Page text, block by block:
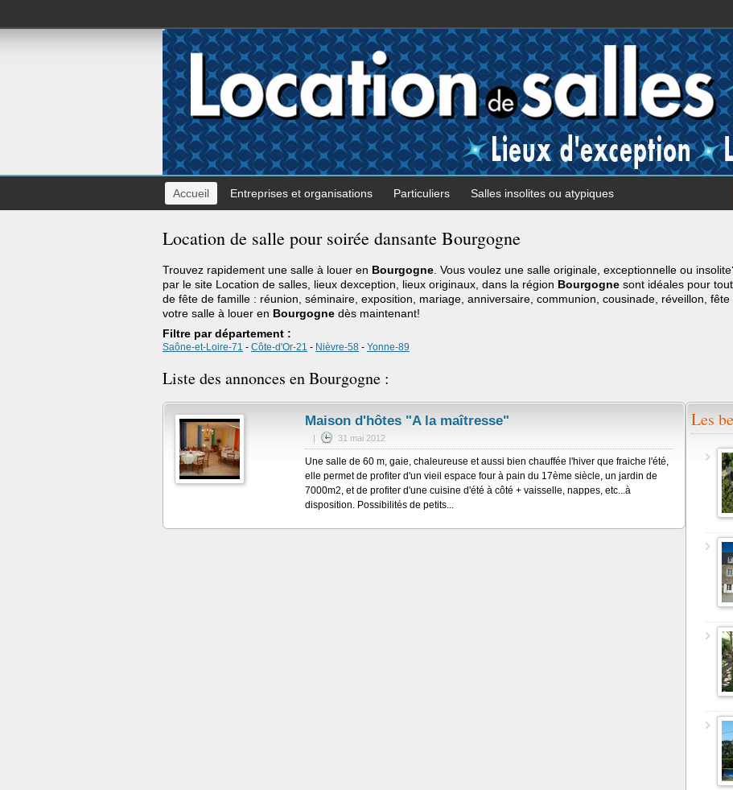
Accueil Entreprises et organisations Particuliers Salles insolites ou atypiques
Location de salle pour soirée dansante Bourgogne
Trouvez rapidement une salle à louer en Bourgogne . Vous voulez une salle originale, exceptionnelle ou
par le site Location de salles, lieux dexception, lieux originaux, dans la région Bourgogne sont idéales pour
de fête de famille : réunion, séminaire, exposition, mariage, anniversaire, communion, cousinade, réveillon,
votre salle à louer en Bourgogne dès maintenant!
Filtre par département :
Saône-et-Loire-71 - Côte-d'Or-21 - Nièvre-58 - Yonne-89
Liste des annonces en Bourgogne :
Maison d'hôtes "A la maîtresse"
| 31 mai 2012
Une salle de 60 m, gaie, chaleureuse et aussi bien chauffée l'hiver que fraiche l'été,
elle permet de profiter d'un vieil espace four à pain du 17ème siècle, un jardin de
7000m2, et de profiter d'une cuisine d'été à côté + vaisselle, nappes, etc...à
disposition. Possibilités de petits...
Les